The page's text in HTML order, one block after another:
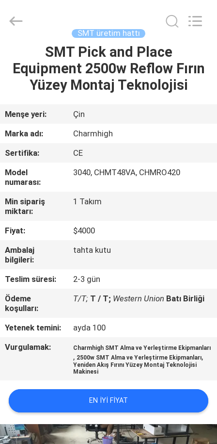
ÜRÜNLER
VIDEOLAR
FABRIKA
KALITE
KONTROLÜ
ULAŞIN
HABERLER
SHOPPING
SITE
HARITASI
TECHNOLOGY
LIMITED.
SMT üretim hattı
SMT Pick and Place
Equipment 2500w Reflow Fırın
Yüzey Montaj Teknolojisi
Menşe yeri:
Çin
Marka adı:
Charmhigh
Sertifika:
CE
Model
numarası:
3040, CHMT48VA, CHMRO420
Min sipariş
miktarı:
1 Takım
Fiyat:
$4000
Ambalaj
bilgileri:
tahta kutu
Teslim süresi:
2-3 gün
Ödeme
koşulları:
T/T; T / T; Western Union Batı Birliği
Yetenek temini:
ayda 100
Vurgulamak:
Charmhigh SMT Alma ve Yerleştirme Ekipmanları
, 2500w SMT Alma ve Yerleştirme Ekipmanları,
Yeniden Akış Fırını Yüzey Montaj Teknolojisi
Makinesi
EN IYI FIYAT